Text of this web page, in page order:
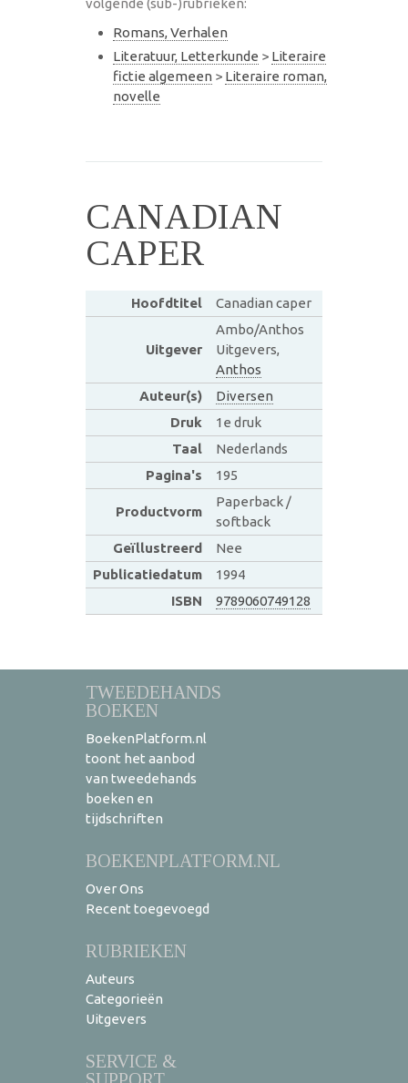
Romans, Verhalen
Literatuur, Letterkunde > Literaire
fictie algemeen > Literaire roman,
novelle
CANADIAN
CAPER
Hoofdtitel Canadian caper
Uitgever
Ambo/Anthos
Uitgevers,
Anthos
Auteur(s)
Diversen
Druk
1e druk
Taal
Nederlands
Pagina's
195
Productvorm
Paperback /
softback
Geïllustreerd
Nee
Publicatiedatum
1994
ISBN
9789060749128
TWEEDEHANDS
BOEKEN
BoekenPlatform.nl
toont het aanbod
van tweedehands
boeken en
tijdschriften
BOEKENPLATFORM.NL
Over Ons
Recent toegevoegd
RUBRIEKEN
Auteurs
Categorieën
Uitgevers
SERVICE &
SUPPORT